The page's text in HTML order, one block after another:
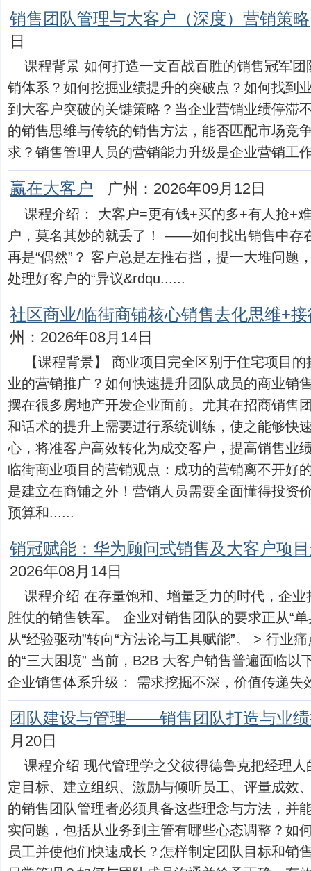
销售团队管理与大客户（深度）营销策略
日
课程背景 如何打造一支百战百胜的销售冠军
销体系？如何挖掘业绩提升的突破点？如何找到
到大客户突破的关键策略？当企业营销业绩停滞
的销售思维与传统的销售方法，能否匹配市场竞
求？销售管理人员的营销能力升级是企业营销工
赢在大客户 广州：2026年09月12日
课程介绍： 大客户=更有钱+买的多+有人抢+
户，莫名其妙的就丢了！ ——如何找出销售中存
再是“偶然”？ 客户总是左推右挡，提一大堆问
处理好客户的“异议&rdqu......
社区商业/临街商铺核心销售去化思维+
州：2026年08月14日
【课程背景】 商业项目完全区别于住宅项目
业的营销推广？如何快速提升团队成员的商业销
摆在很多房地产开发企业面前。尤其在招商销售
和话术的提升上需要进行系统训练，使之能够快
心，将准客户高效转化为成交客户，提高销售业
临街商业项目的营销观点：成功的营销离不开好
是建立在商铺之外！营销人员需要全面懂得投资
预算和......
销冠赋能：华为顾问式销售及大客户项
2026年08月14日
课程介绍 在存量饱和、增量乏力的时代，企
胜仗的销售铁军。 企业对销售团队的要求正从“单
从“经验驱动”转向“方法论与工具赋能”。 > 行业
的“三大困境” 当前，B2B 大客户销售普遍面临以
企业销售体系升级： 需求挖掘不深，价值传递失
团队建设与管理——销售团队打造与业
月20日
课程介绍 现代管理学之父彼得德鲁克把经理
定目标、建立组织、激励与倾听员工、评量成效
的销售团队管理者必须具备这些理念与方法，并
实问题，包括从业务到主管有哪些心态调整？如
员工并使他们快速成长？怎样制定团队目标和销